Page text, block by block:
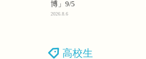
博」9/5
2026.8.6
高校生